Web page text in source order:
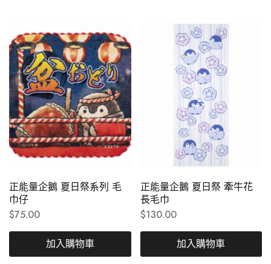
正能量企鵝 夏日祭系列 毛
巾仔
$75.00
加入購物車
正能量企鵝 夏日祭 牽牛花
長毛巾
$130.00
加入購物車